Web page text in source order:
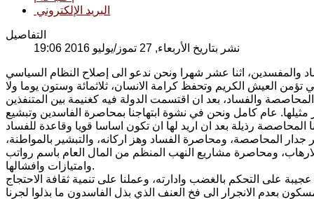
البريد الإلكتروني
التفاصيل
نشر بتاريخ الأربعاء, 27 تموز/يوليو 2016 19:06
والمفسدين، اثنا عشر شهرا ونحن ندعو الى إصلاح النظام السياسي
العيش الكريم وتحفظ كرامة الانسان، ثلاثمائة وستون يوما ولا
عام كامل ونحن في نشوة ابتهاجنا بمحاصرة الفاسدين وتبشيع
المحاصصة، ومحاصرة الفساد وهز اركانه، والتبشير بالمواطنة،
ومحاصرة مشاريع النهب المنظم من المال العام باسم رواتب
وامتيازات وافشالها.
على التحكم بالغضب وادارته، وعملنا على تنمية ثقافة الاحتجاج
بعدم الانجرار الى فخ العنف الذي بذل الفاسدون ما بذلوا لجرنا